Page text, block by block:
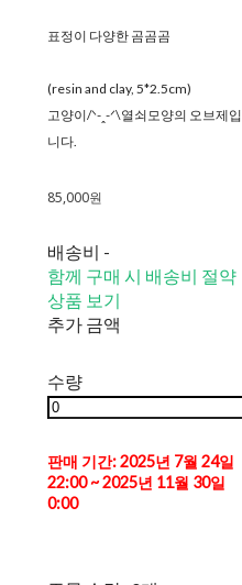
표정이 다양한 곰곰곰
(resin and clay, 5*2.5cm)
고양이/ᐠ-ꞈ-ᐟ\열쇠모양의 오브제입
니다.
85,000원
배송비 -
함께 구매 시 배송비 절약
상품 보기
추가 금액
수량
판매 기간: 2025년 7월 24일
22:00 ~ 2025년 11월 30일
0:00